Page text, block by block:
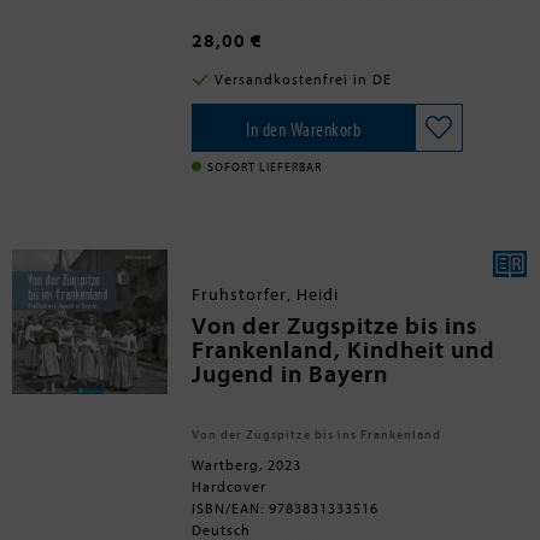
weitergegeben - in der Familie,
zwischen Nachbarn und Freunden.
Gerade die bäuerliche Strickkunst hat
besondere Schätze zu bieten - sie bildet
heute noch die Grundlage der
Trachtenmode. Mit dem festen
Vorhaben, die unermessliche Fülle des
Wissens um diese Kunst für die
28,00 €
Versandkostenfrei in DE
In den Warenkorb
SOFORT LIEFERBAR
Fruhstorfer, Heidi
Von der Zugspitze bis ins
Frankenland, Kindheit und
Jugend in Bayern
Von der Zugspitze bis ins Frankenland
Wartberg, 2023
Hardcover
ISBN/EAN: 9783831333516
Deutsch